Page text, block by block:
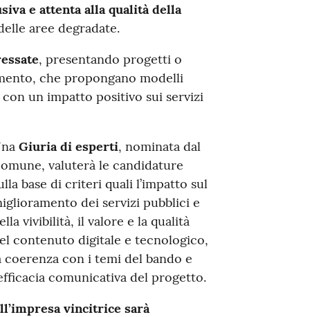
e attenta alla qualità della
aree degradate.
, presentando progetti o
che propongano modelli
un impatto positivo sui servizi
Giuria di esperti, nominata dal
valuterà le candidature
base di criteri quali l’impatto sul
dei servizi pubblici e
vivibilità, il valore e la qualità
contenuto digitale e tecnologico,
coerenza con i temi del bando e
comunicativa del progetto.
vincitrice sarà